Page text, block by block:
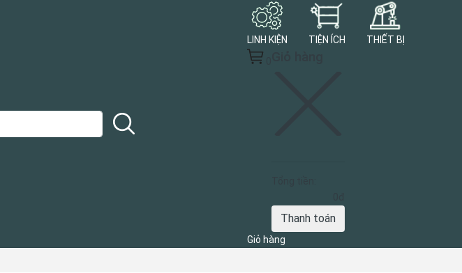
LINH KIỆN TIỆN ÍCH
THIẾT BỊ
Thanh toán
Giỏ hàng